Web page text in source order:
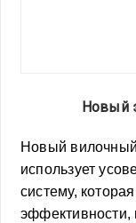
Новый
Новый вилочный
использует
систему,
эффективности,